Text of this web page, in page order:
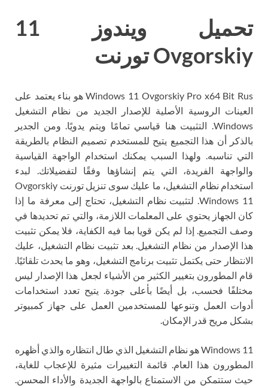
تحميل ويندوز 11
Ovgorskiy تورنت
Windows 11 Ovgorskiy Pro x64 Bit Rus هو بناء يعتمد على
العينات الروسية الأصلية للإصدار الجديد من نظام التشغيل
Windows. التثبيت هنا قياسي تمامًا ويتم يدويًا. ومن الجدير
بالذكر أن هذا التجميع يتيح للمستخدم تصميم النظام بالطريقة
التي تناسبه. ولهذا السبب يمكنك استخدام الواجهة القياسية
والواجهة الفريدة، التي يتم إنشاؤها وفقًا لتفضيلاتك. لبدء
استخدام نظام التشغيل، ما عليك سوى تنزيل تورنت Ovgorskiy
Windows 11. لتثبيت نظام التشغيل، تحتاج إلى معرفة ما إذا
كان الجهاز يحتوي على المعلمات اللازمة، والتي تم تحديدها في
وصف التجميع. إذا لم يكن قويا بما فيه الكفاية، فلا يمكن تثبيت
هذا الإصدار من نظام التشغيل. بعد تثبيت نظام التشغيل، عليك
الانتظار حتى يكتمل تثبيت برنامج التشغيل، وهو ما يحدث تلقائيًا.
قام المطورون بتغيير الكثير من الأشياء لجعل هذا الإصدار ليس
مختلفًا فحسب، بل أيضًا بأعلى جودة. يتيح تعدد استخدامات
أدوات العمل وتنوعها للمستخدمين العمل على جهاز كمبيوتر
بشكل مريح قدر الإمكان.
Windows 11 هو نظام التشغيل الذي طال انتظاره والذي أظهره
المطورون هذا العام. قائمة التغييرات مثيرة للإعجاب للغاية،
حيث ستتمكن من الاستمتاع بالواجهة الجديدة والأداء المحسن.